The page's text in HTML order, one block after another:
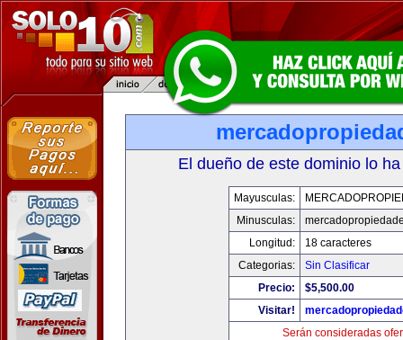
El dueño de este dominio lo
Mayusculas:
Minusculas:
Longitud:
18 caracteres
Categorias:
Sin Clasificar
Precio:
$5,500.00
Visitar!
Serán consideradas